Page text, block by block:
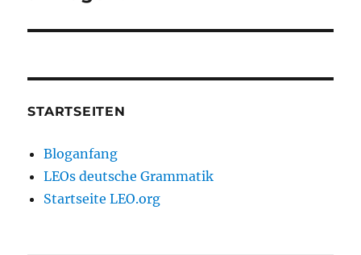
STARTSEITEN
Bloganfang
LEOs deutsche Grammatik
Startseite LEO.org